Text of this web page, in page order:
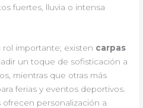
fuertes, lluvia o intensa
importante; existen carpas
un toque de sofisticación a
mientras que otras más
ferias y eventos deportivos.
personalización a